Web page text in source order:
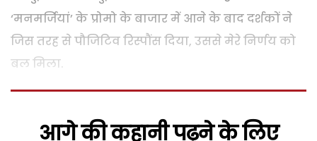
‘मनमर्जियां’ के प्रोमो के बाजार में आने के बाद दर्शकों ने
जिस तरह से पौजिटिव रिस्पौंस दिया, उससे मेरे निर्णय को
बल मिला.
आगे की कहानी पढ़ने के लिए